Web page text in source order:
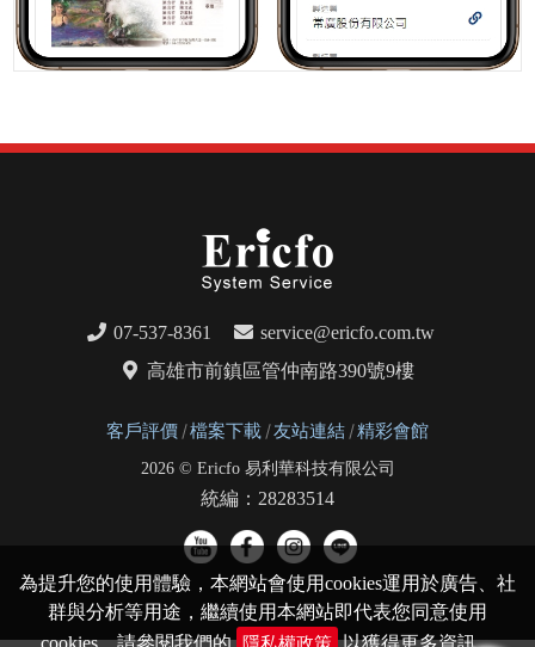
07-537-8361
service@ericfo.com.tw
高雄市前鎮區管仲南路390號9樓
客戶評價 檔案下載 友站連結 精彩會館
2026 © Ericfo 易利華科技有限公司
統編：28283514
為提升您的使用體驗，本網站會使用cookies運用於廣告、社
群與分析等用途，繼續使用本網站即代表您同意使用
cookies，請參閱我們的
以獲得更多資訊。